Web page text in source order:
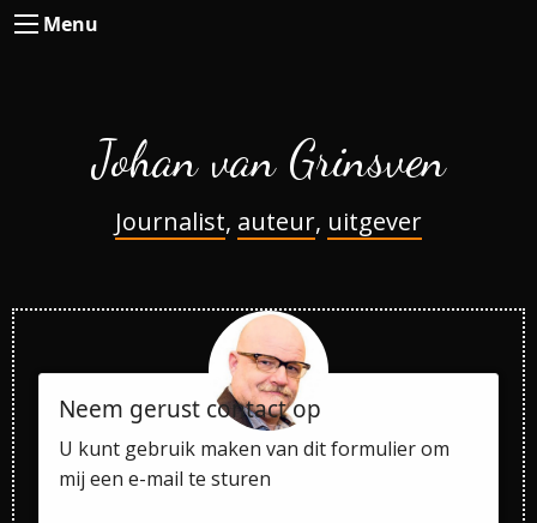
Menu
Johan van Grinsven
Journalist, auteur, uitgever
Neem gerust contact op
U kunt gebruik maken van dit formulier om
mij een e-mail te sturen